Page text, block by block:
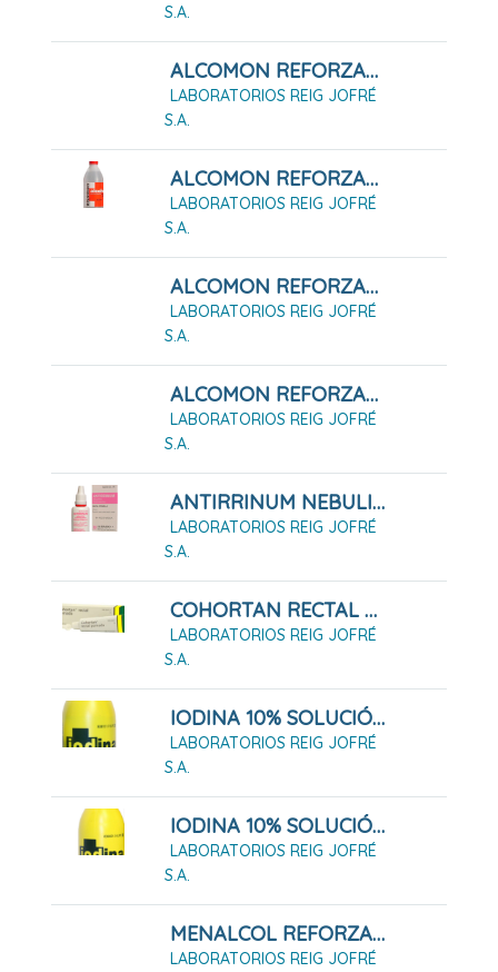
S.A.
ALCOMON REFORZADO 70º SOLUCIÓN CUTÁNEA (1000ML)
LABORATORIOS REIG JOFRÉ
S.A.
ALCOMON REFORZADO 70º SOLUCIÓN CUTÁNEA (500ML)
LABORATORIOS REIG JOFRÉ
S.A.
ALCOMON REFORZADO 96º SOLUCIÓN CUTÁNEA (1000ML)
LABORATORIOS REIG JOFRÉ
S.A.
ALCOMON REFORZADO 96º SOLUCIÓN CUTÁNEA (250ML)
LABORATORIOS REIG JOFRÉ
S.A.
ANTIRRINUM NEBULIZADOR 15 ML ADULTO
LABORATORIOS REIG JOFRÉ
S.A.
COHORTAN RECTAL POMADA, TUBO DE 30 G
LABORATORIOS REIG JOFRÉ
S.A.
IODINA 10% SOLUCIÓN 125 ML
LABORATORIOS REIG JOFRÉ
S.A.
IODINA 10% SOLUCIÓN 40 ML
LABORATORIOS REIG JOFRÉ
S.A.
MENALCOL REFORZADO ALCOHOL 70º CON CLORHEXIDINA
LABORATORIOS REIG JOFRÉ